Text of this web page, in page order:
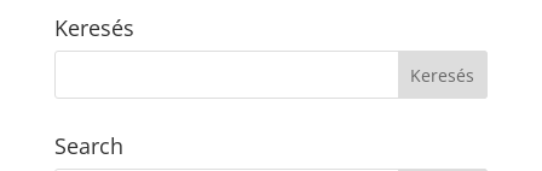
Keresés
Search